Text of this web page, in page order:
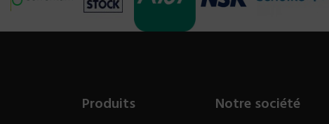
Produits Notre société